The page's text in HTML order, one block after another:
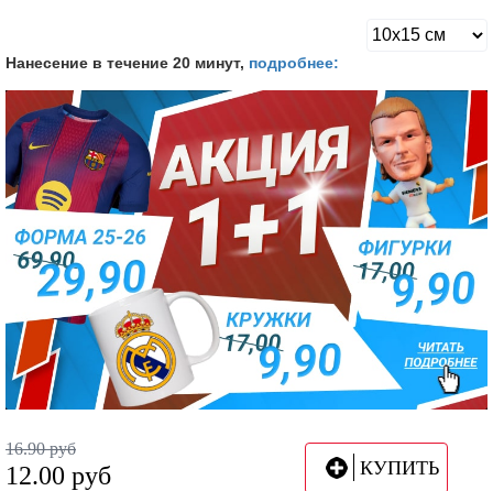
Нанесение в течение 20 минут, подробнее:
16.90 руб
12.00 руб КУПИТЬ